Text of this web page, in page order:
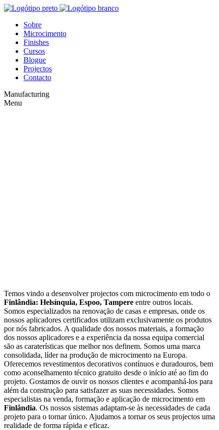
Sobre
Microcimento
Finishes
Cursos
Blogue
Projectos
Contacto
Manufacturing
Menu
Microcimento
Finlândia
Temos vindo a desenvolver projectos com microcimento em todo o
Finlândia: Helsínquia, Espoo, Tampere entre outros locais.
Somos especializados na renovação de casas e empresas, onde os
nossos aplicadores certificados utilizam exclusivamente os produtos
por nós fabricados. A qualidade dos nossos materiais, a formação
dos nossos aplicadores e a experiência da nossa equipa comercial
são as caraterísticas que melhor nos definem. Somos uma marca
consolidada, líder na produção de microcimento na Europa.
Oferecemos revestimentos decorativos contínuos e duradouros, bem
como aconselhamento técnico gratuito desde o início até ao fim do
projeto. Gostamos de ouvir os nossos clientes e acompanhá-los para
além da construção para satisfazer as suas necessidades. Somos
especialistas na venda, formação e aplicação de microcimento em
Finlândia. Os nossos sistemas adaptam-se às necessidades de cada
projeto para o tornar único. Ajudamos a tornar os seus projectos uma
realidade de forma rápida e eficaz.